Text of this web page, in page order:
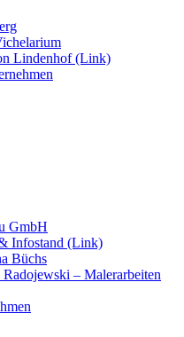
Lindenhof (Link)
GmbH
Infostand (Link)
Büchs
– Malerarbeiten